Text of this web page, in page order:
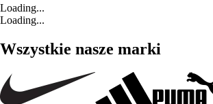
Loading...
Loading...
Wszystkie nasze marki